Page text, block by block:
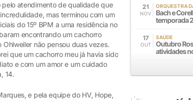
atendimento de qualidade que
mas terminou com um
do 15º BPM a uma residência no
encontrando um cachorro
não pensou duas vezes.
que um cachorro meu já havia sido
e com um amor e um cuidado
14.
e pela equipe do HV, Hope,
21
NOV
ORQUESTRA
Bach e
temporada
17
OUT
SAÚDE
Outubro
atividades